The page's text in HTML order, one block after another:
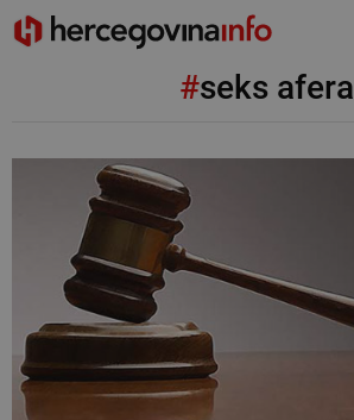
#seks afera